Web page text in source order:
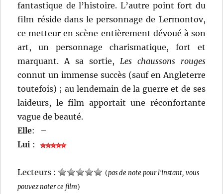
fantastique de l’histoire. L’autre point fort du
film réside dans le personnage de Lermontov,
ce metteur en scène entièrement dévoué à son
art, un personnage charismatique, fort et
marquant. A sa sortie, Les chaussons rouges
connut un immense succès (sauf en Angleterre
toutefois) ; au lendemain de la guerre et de ses
laideurs, le film apportait une réconfortante
vague de beauté.
Elle:
–
Lui :
Lecteurs : (pas de note pour l'instant, vous
pouvez noter ce film)